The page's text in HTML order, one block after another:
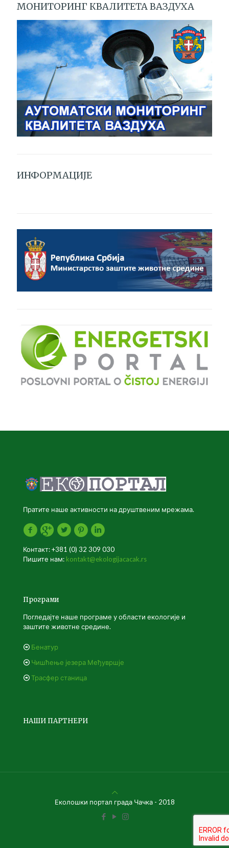
МОНИТОРИНГ КВАЛИТЕТА ВАЗДУХА
ИНФОРМАЦИЈЕ
Пратите наше активности на друштвеним мрежама.
Контакт: +381 (0) 32 309 030
Пишите нам: kontakt@ekologijacacak.rs
Програми
Погледајте наше програме у области екологије и
заштите животне средине.
Бенатур
Чишћење језера Међувршје
Трасфер станица
НАШИ ПАРТНЕРИ
Еколошки портал града Чачка - 2018